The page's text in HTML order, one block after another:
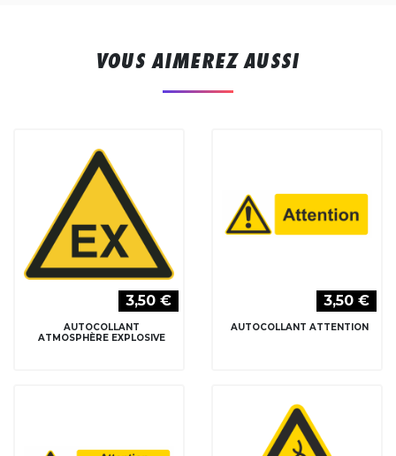
VOUS AIMEREZ AUSSI
3,50 €
AUTOCOLLANT
ATMOSPHÈRE EXPLOSIVE
3,50 €
AUTOCOLLANT ATTENTION